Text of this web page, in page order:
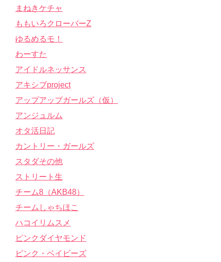
まねきケチャ
ももいろクローバーZ
ゆるめるモ！
わーすた
アイドルネッサンス
アキシブproject
アップアップガールズ（仮）
アンジュルム
オタ活日記
カントリー・ガールズ
スタダその他
ストリート生
チーム8（AKB48）
チームしゃちほこ
ハコイリムスメ
ピンクダイヤモンド
ピンク・ベイビーズ